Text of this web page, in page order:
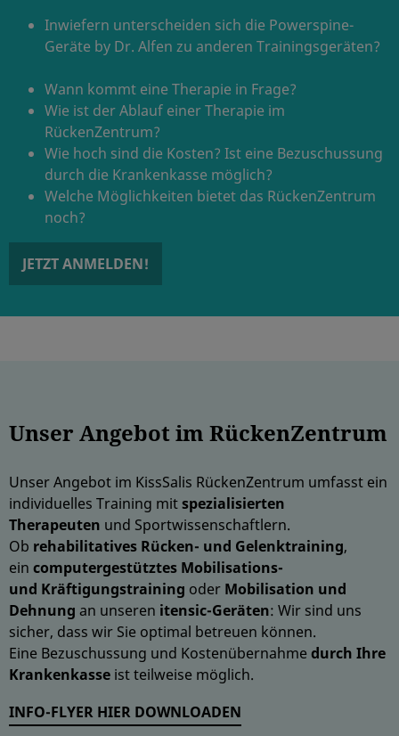
Inwiefern unterscheiden sich die Powerspine-
Geräte by Dr. Alfen zu anderen Trainingsgeräten?
Wann kommt eine Therapie in Frage?
Wie ist der Ablauf einer Therapie im
RückenZentrum?
Wie hoch sind die Kosten? Ist eine Bezuschussung
durch die Krankenkasse möglich?
Welche Möglichkeiten bietet das RückenZentrum
noch?
JETZT ANMELDEN!
Unser Angebot im RückenZentrum
Unser Angebot im KissSalis RückenZentrum umfasst ein
individuelles Training mitspezialisierten
Therapeuten und Sportwissenschaftlern.
Ob rehabilitatives Rücken- und Gelenktraining,
ein computergestütztes Mobilisations-
und Kräftigungstraining oder Mobilisation und
Dehnung an unseren itensic-Geräten: Wir sind uns
sicher, dass wir Sie optimal betreuen können.
Eine Bezuschussung und Kostenübernahmedurch Ihre
Krankenkasse ist teilweise möglich.
INFO-FLYER HIER DOWNLOADEN